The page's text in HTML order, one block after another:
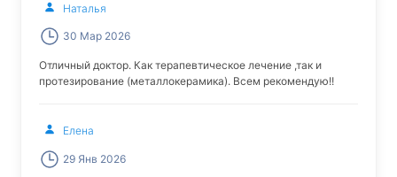
Наталья
30 Мар 2026
Отличный доктор. Как терапевтическое лечение ,так и
протезирование (металлокерамика). Всем рекомендую!!
Елена
29 Янв 2026